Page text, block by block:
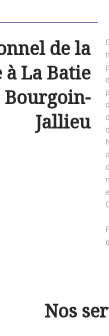
de la
La Batie
Bourgoin-
Jallieu
Nos